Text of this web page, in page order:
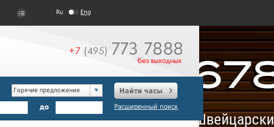
Ru Eng
Горячие предложения
Найти часы
до Расширенный поиск